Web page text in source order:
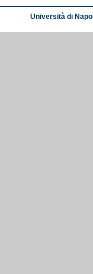
Università di